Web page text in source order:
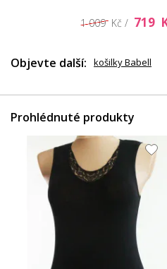
1 009 Kč / 719
Objevte další: košilky Babell
Prohlédnuté produkty